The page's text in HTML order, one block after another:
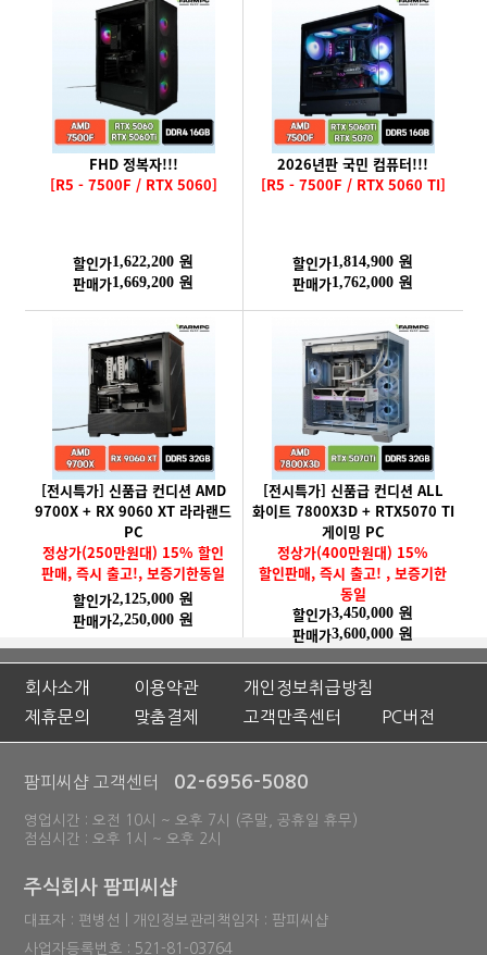
FHD 정복자!!!
[R5 - 7500F / RTX 5060]
할인가1,622,200 원
판매가1,669,200 원
2026년판 국민 컴퓨터!!!
[R5 - 7500F / RTX 5060 TI]
할인가1,814,900 원
판매가1,762,000 원
[전시특가] 신품급 컨디션 AMD
9700X + RX 9060 XT 라라랜드
PC
정상가(250만원대) 15% 할인
판매, 즉시 출고!, 보증기한동일
할인가2,125,000 원
판매가2,250,000 원
[전시특가] 신품급 컨디션 ALL
화이트 7800X3D + RTX5070 TI
게이밍 PC
정상가(400만원대) 15%
할인판매, 즉시 출고! , 보증기한
동일
할인가3,450,000 원
판매가3,600,000 원
회사소개 이용약관
개인정보취급방침
제휴문의
맞춤결제 고객만족센터 PC버전
팜피씨샵 고객센터 02-6956-5080
영업시간 : 오전 10시 ~ 오후 7시 (주말, 공휴일 휴무)
점심시간 : 오후 1시 ~ 오후 2시
주식회사 팜피씨샵
대표자 : 편병선 | 개인정보관리책임자 : 팜피씨샵
사업자등록번호 : 521-81-03764